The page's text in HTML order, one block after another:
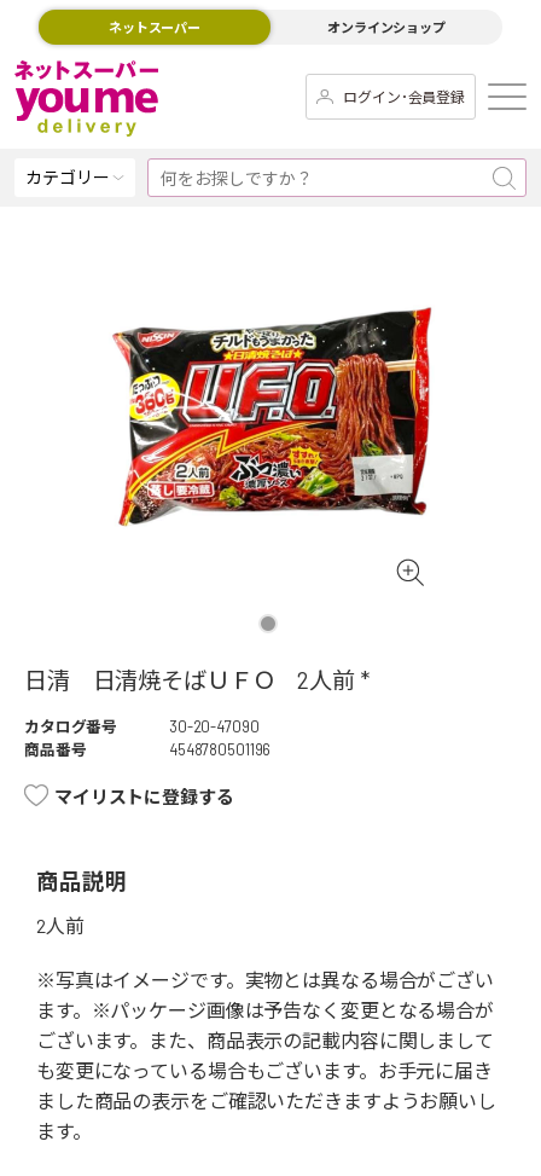
ネットスーパー オンラインショップ
ログイン･会員登録
カテゴリー
日清 日清焼そばＵＦＯ 2人前 *
カタログ番号
30-20-47090
商品番号
4548780501196
マイリストに登録する
商品説明
2人前
※写真はイメージです。実物とは異なる場合がござい
ます。※パッケージ画像は予告なく変更となる場合が
ございます。また、商品表示の記載内容に関しまして
も変更になっている場合もございます。お手元に届き
ました商品の表示をご確認いただきますようお願いし
ます。